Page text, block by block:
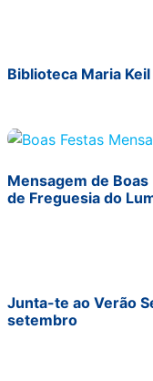
Biblioteca Maria
Mensagem de
de Freguesia do
Junta-te ao Verão
setembro